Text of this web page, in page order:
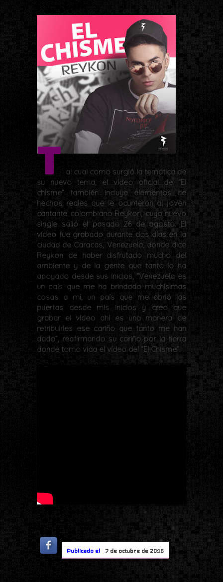
T al cual como surgió la temática de
su nuevo tema, el vídeo oficial de “El
chisme” también incluye elementos de
hechos reales que le ocurrieron al joven
cantante colombiano Reykon, cuyo nuevo
single salió el pasado 26 de agosto. El
vídeo fue grabado durante dos días en la
ciudad de Caracas, Venezuela, donde dice
Reykon de haber disfrutado mucho del
ambiente y de la gente que tanto lo ha
apoyado desde sus inicios, “Venezuela es
un país que me ha brindado muchísimas
cosas a mí, un país que me abrió las
puertas desde mis inicios y creo que
grabar el vídeo ahí es una manera de
retribuirles ese cariño que tanto me han
dado”, reafirmando su cariño por la tierra
donde tomo vida el vídeo del “El Chisme”.
Publicado el 7 de octubre de 2016